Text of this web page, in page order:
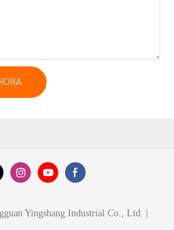
Yingshang Industrial Co., Ltd. |